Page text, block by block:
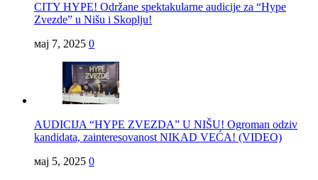
CITY HYPE! Održane spektakularne audicije za “Hype
Zvezde” u Nišu i Skoplju!
мај 7, 2025 0
AUDICIJA “HYPE ZVEZDA” U NIŠU! Ogroman odziv
kandidata, zainteresovanost NIKAD VEĆA! (VIDEO)
мај 5, 2025 0